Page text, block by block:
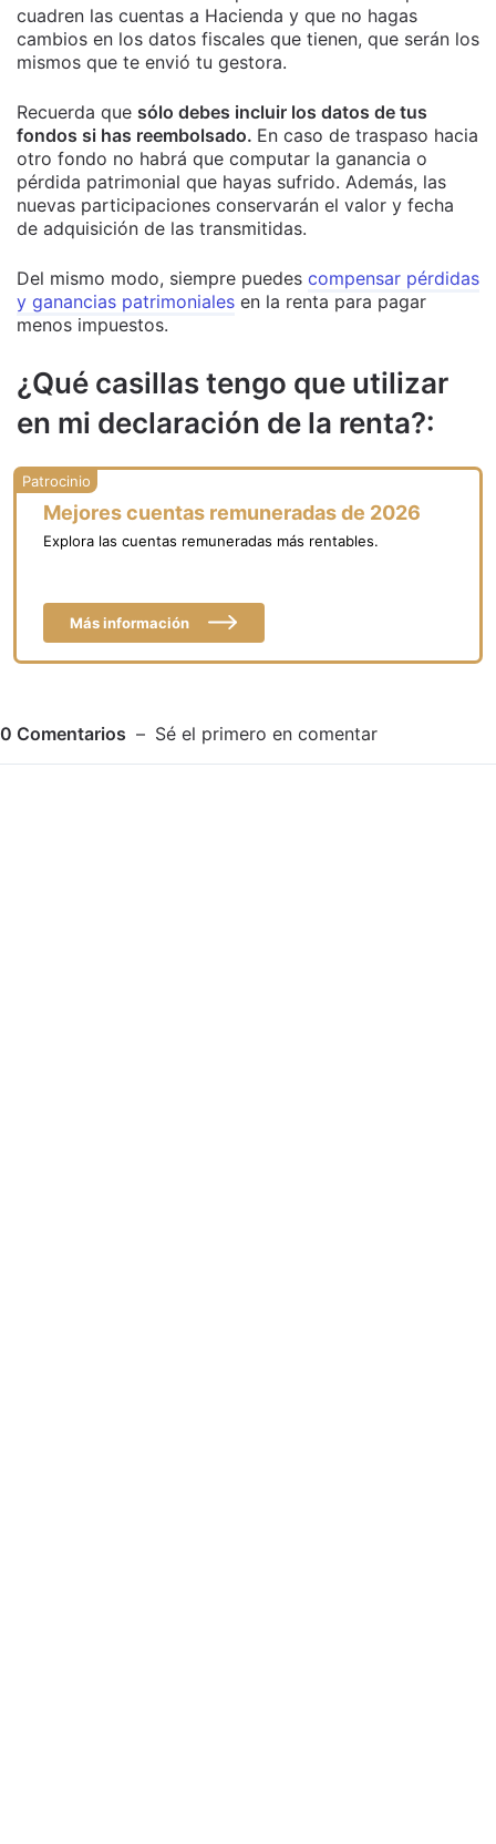
cuadren las cuentas a Hacienda y que no hagas
cambios en los datos fiscales que tienen, que serán los
mismos que te envió tu gestora.
Recuerda que sólo debes incluir los datos de tus
fondos si has reembolsado. En caso de traspaso hacia
otro fondo no habrá que computar la ganancia o
pérdida patrimonial que hayas sufrido. Además, las
nuevas participaciones conservarán el valor y fecha
de adquisición de las transmitidas.
Del mismo modo, siempre puedes compensar pérdidas
y ganancias patrimoniales en la renta para pagar
menos impuestos.
¿Qué casillas tengo que utilizar
en mi declaración de la renta?:
Mejores cuentas remuneradas de 2026
Explora las cuentas remuneradas más rentables.
Más información
0 Comentarios Sé el primero en comentar